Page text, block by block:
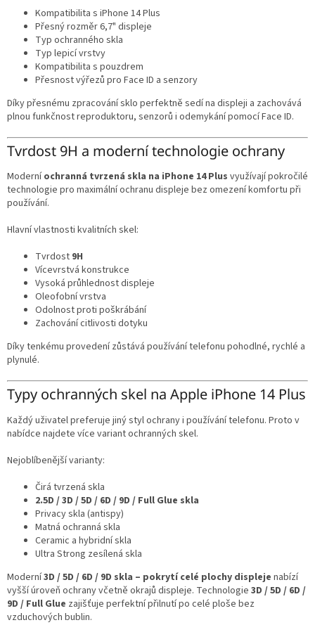
Kompatibilita s iPhone 14 Plus
Přesný rozměr 6,7" displeje
Typ ochranného skla
Typ lepicí vrstvy
Kompatibilita s pouzdrem
Přesnost výřezů pro Face ID a senzory
Díky přesnému zpracování sklo perfektně sedí na displeji a zachovává
plnou funkčnost reproduktoru, senzorů i odemykání pomocí Face ID.
Tvrdost 9H a moderní technologie ochrany
Moderníochranná tvrzená skla na iPhone 14 Plus využívají pokročilé
technologie pro maximální ochranu displeje bez omezení komfortu při
používání.
Hlavní vlastnosti kvalitních skel:
Tvrdost 9H
Vícevrstvá konstrukce
Vysoká průhlednost displeje
Oleofobní vrstva
Odolnost proti poškrábání
Zachování citlivosti dotyku
Díky tenkému provedení zůstává používání telefonu pohodlné, rychlé a
plynulé.
Typy ochranných skel na Apple iPhone 14 Plus
Každý uživatel preferuje jiný styl ochrany i používání telefonu. Proto v
nabídce najdete více variant ochranných skel.
Nejoblíbenější varianty:
Čirá tvrzená skla
2.5D / 3D / 5D / 6D / 9D / Full Glue skla
Privacy skla (antispy)
Matná ochranná skla
Ceramic a hybridní skla
Ultra Strong zesílená skla
Moderní3D / 5D / 6D / 9D skla – pokrytí celé plochy displeje nabízí
vyšší úroveň ochrany včetně okrajů displeje. Technologie 3D / 5D / 6D /
9D / Full Glue zajišťuje perfektní přilnutí po celé ploše bez
vzduchových bublin.